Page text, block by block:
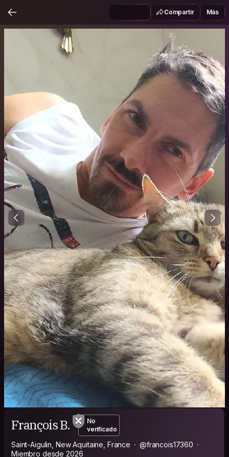
Compartir Más
François B.
No
verificado
Saint-Aigulin, New Aquitaine, France
@francois17360
Miembro desde 2026